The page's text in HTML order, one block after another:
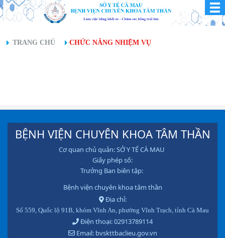
TRANG CHỦ CHỨC NĂNG NHIỆM VỤ
BỆNH VIỆN CHUYÊN KHOA TÂM THẦN
Cơ quan chủ quản: SỞ Y TẾ CÀ MAU
Giấy phép số:
Trưởng Ban biên tập:
Bệnh viện chuyên khoa tâm thần
Địa chỉ:
Số 559, Quốc lộ 91B, khóm Vĩnh An, phường Vĩnh Trạch, tỉnh Cà Mau
Điện thoại: 02913789114
Email: bvskttbaclieu.gov.vn